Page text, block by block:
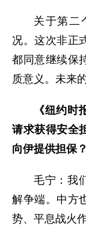
关于第二
况。这次非正
都同意继续保
质意义。未来
《纽约
请求获得安全
向伊提供担保？
毛宁：我
解争端。中方
势、平息战火